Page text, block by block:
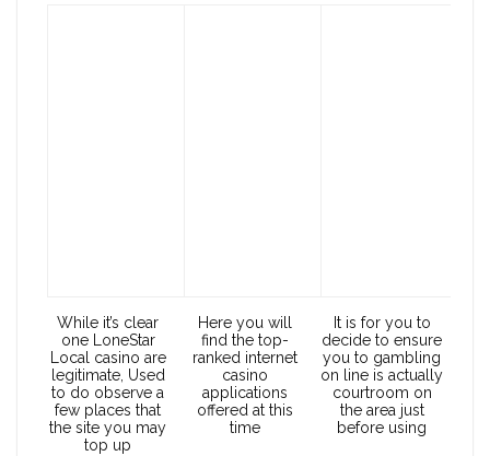
While it’s clear
one LoneStar
Local casino are
legitimate, Used
to do observe a
few places that
the site you may
top up
Here you will
find the top-
ranked internet
casino
applications
offered at this
time
It is for you to
decide to ensure
you to gambling
on line is actually
courtroom on
the area just
before using